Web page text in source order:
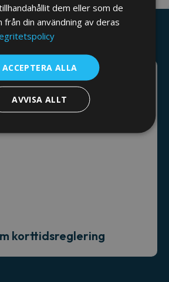
korttidsreglering
dem eller som de
från din användning av deras
ACCEPTERA ALLA
AVVISA ALLT